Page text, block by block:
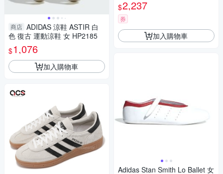
商店 ADIDAS 涼鞋 ASTIR 白
色 復古 運動涼鞋 女 HP2185
$1,076
加入購物車
$2,237
券
加入購物車
Adidas Stan Smith Lo Ballet 女